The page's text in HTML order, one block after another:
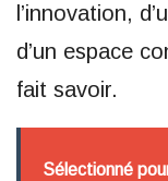
l’innovation,
d’un espace
fait savoir.
Sélectionné